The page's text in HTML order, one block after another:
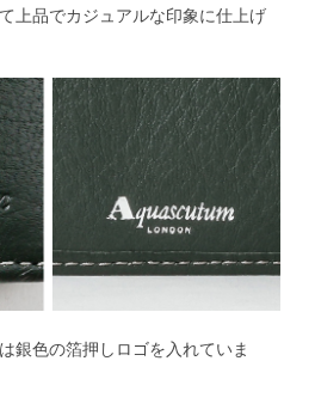
上品でカジュアルな印象に仕上げ
銀色の箔押しロゴを入れていま